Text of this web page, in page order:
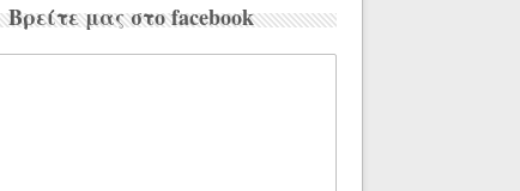
Βρείτε μας στο facebook